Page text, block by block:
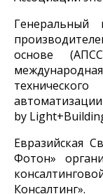
основе
by
Евразийская
Фотон»
Консалтинг».